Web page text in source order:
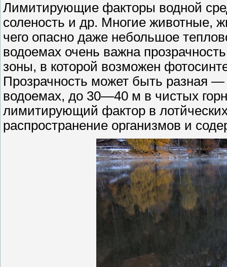
Лимитирующие факторы водной
соленость и др. Многие животные,
чего опасно даже небольшое
водоемах очень важна
зоны, в которой возможен
Прозрачность может быть разная —
водоемах, до 30—40 м в чистых
лимитирующий фактор в
распространение организмов и